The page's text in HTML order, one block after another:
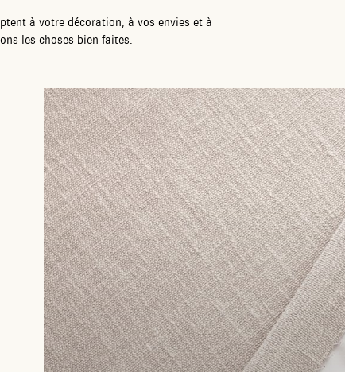
à votre décoration, à vos envies et à
les choses bien faites.